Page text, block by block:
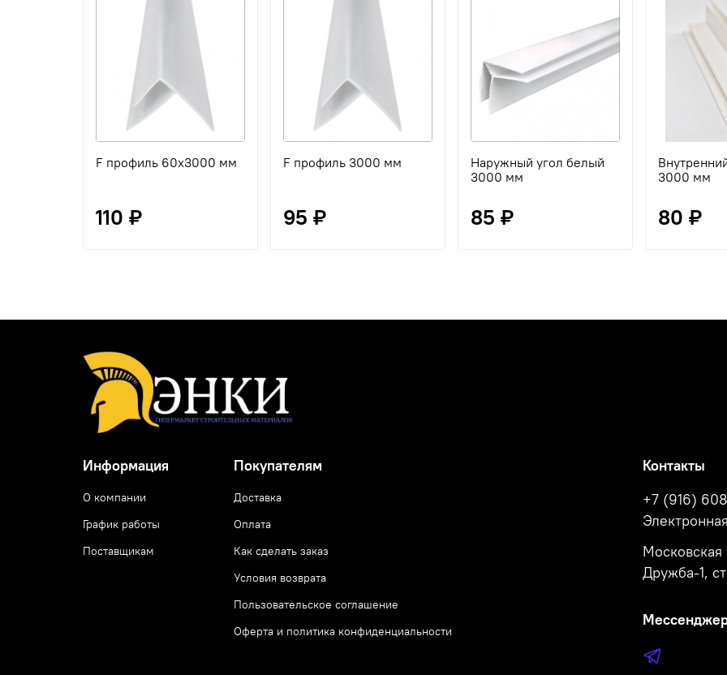
F профиль 60х3000 мм
110 ₽
F профиль 3000 мм
95 ₽
Наружный угол белый
3000 мм
85 ₽
3000 мм
80 ₽
Информация
О компании
График работы
Поставщикам
Покупателям
Доставка
Оплата
Как сделать заказ
Условия возврата
Пользовательское соглашение
Оферта и политика конфиденциальности
Контакты
+7 (916)
Дружба-1,